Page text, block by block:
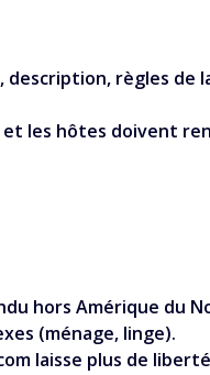
règles de
les hôtes doivent
hors Amérique du
(ménage, linge).
laisse plus de